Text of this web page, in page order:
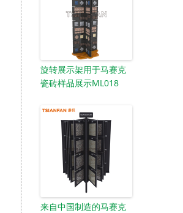
旋转展示架用于马赛克
瓷砖样品展示ML018
来自中国制造的马赛克